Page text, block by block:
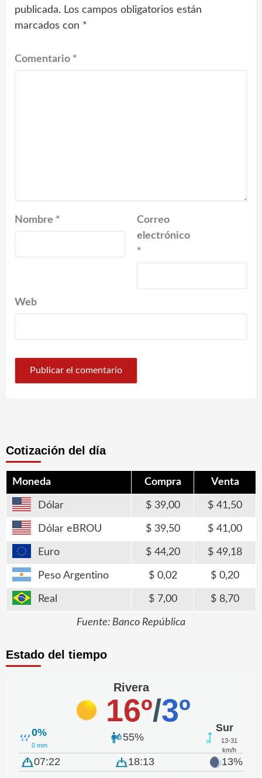
publicada. Los campos obligatorios están
marcados con *
Comentario *
Nombre *
Correo
electrónico
*
Web
Cotización del día
Moneda Compra Venta
Dólar 39,00 41,50
Dólar eBROU 39,50 41,00
Euro 44,20 49,18
Peso Argentino 0,02 0,20
Real 7,00 8,70
Fuente: Banco República
Estado del tiempo
Rivera
16º/3º
0%
0 mm
55%
Sur
13-31
km/h
07:22 18:13 13%